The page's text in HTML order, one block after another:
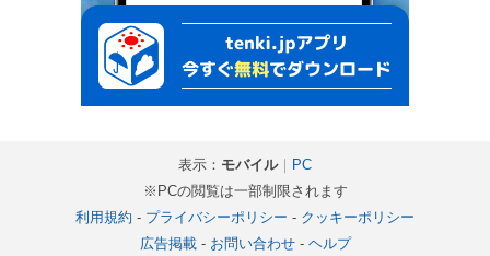
表示： モバイル｜ PC
※PCの閲覧は一部制限されます
利用規約 - プライバシーポリシー - クッキーポリシー
広告掲載- お問い合わせ- ヘルプ